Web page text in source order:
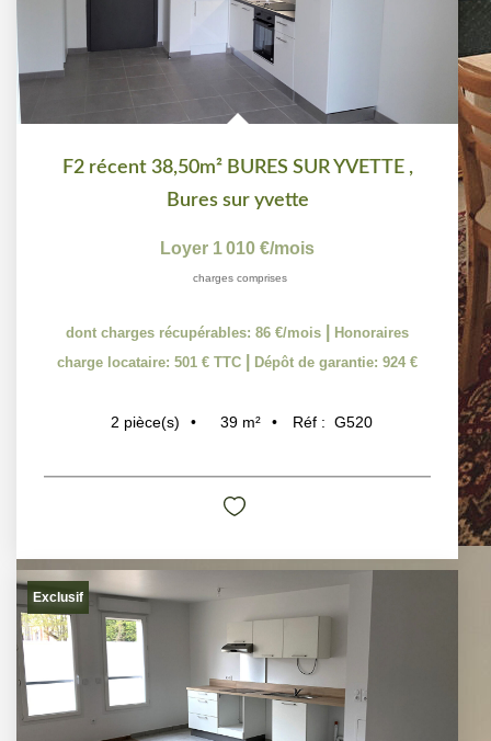
F2 récent 38,50m² BURES SUR YVETTE ,
Bures sur yvette
Loyer 1 010 €/mois
charges comprises
dont charges récupérables: 86 €/mois
Honoraires
charge locataire: 501 € TTC
Dépôt de garantie: 924 €
2 pièce(s) 39 m² Réf : G520
Exclusif